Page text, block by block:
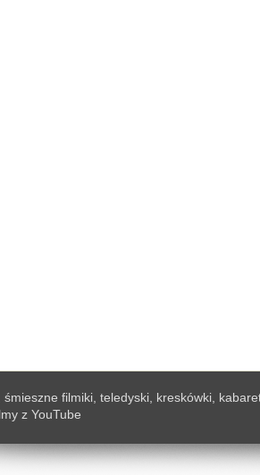
śmieszne filmiki, teledyski, kreskówki,
z YouTube